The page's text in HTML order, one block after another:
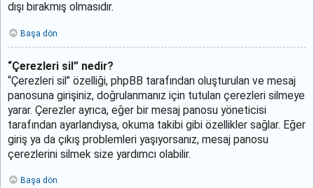
dışı bırakmış olmasıdır.
Başa dön
“Çerezleri sil” nedir?
“Çerezleri sil” özelliği, phpBB tarafından oluşturulan ve mesaj
panosuna girişiniz, doğrulanmanız için tutulan çerezleri silmeye
yarar. Çerezler ayrıca, eğer bir mesaj panosu yöneticisi
tarafından ayarlandıysa, okuma takibi gibi özellikler sağlar. Eğer
giriş ya da çıkış problemleri yaşıyorsanız, mesaj panosu
çerezlerini silmek size yardımcı olabilir.
Başa dön